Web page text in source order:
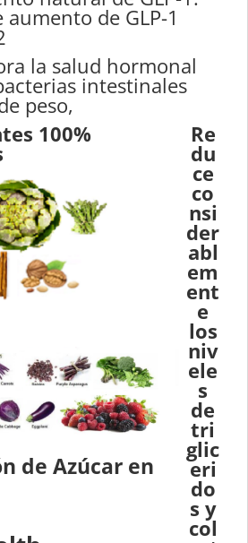
aumento de GLP-1
la salud hormonal
intestinales
peso,
100%
de Azúcar en
Re
du
ce
co
nsi
der
abl
em
ent
e
los
niv
ele
s
de
tri
glic
eri
do
s y
col